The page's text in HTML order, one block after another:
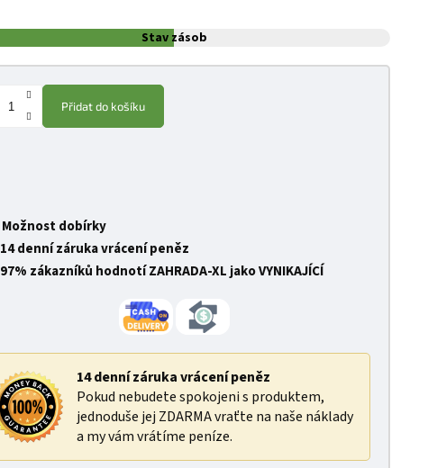
Stav zásob
Přidat do košíku
Možnost dobírky
14 denní záruka vrácení peněz
97% zákazníků hodnotí ZAHRADA-XL jako VYNIKAJÍCÍ
14 denní záruka vrácení peněz
Pokud nebudete spokojeni s produktem,
jednoduše jej ZDARMA vraťte na naše náklady
a my vám vrátíme peníze.